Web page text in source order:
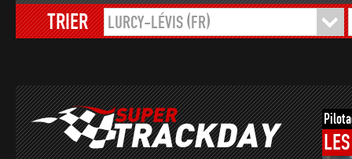
TRIER LURCY-LÉVIS (FR)
LES